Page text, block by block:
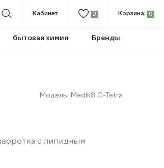
бытовая химия Бренды
Кабинет 0 Корзина: 0
Модель: Medik8 C-Tetra
с липидным